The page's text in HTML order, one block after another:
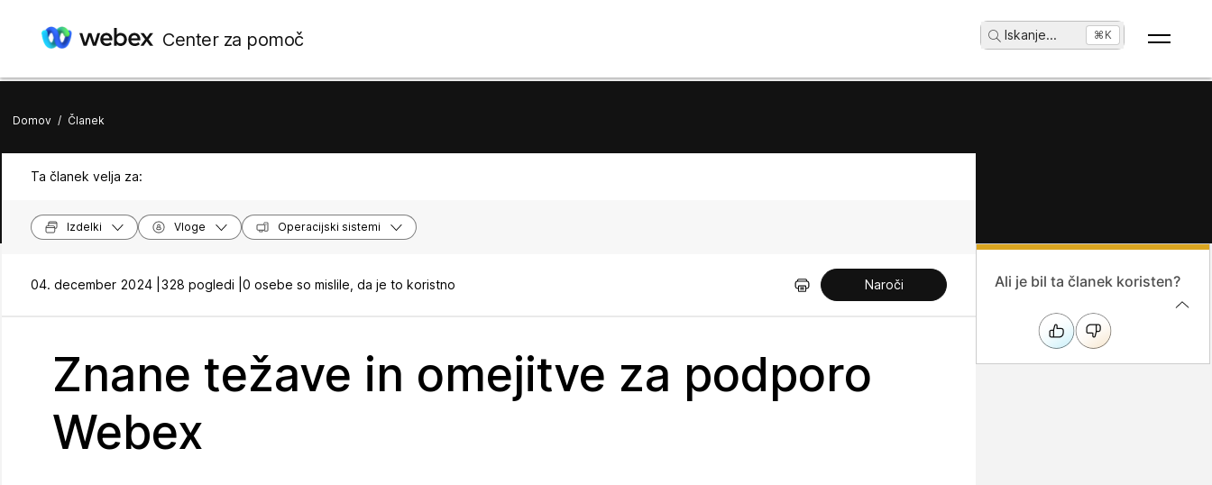
Center za pomoč Iskanje... ⌘K
Domov / Članek
Ta članek velja za:
Izdelki Vloge Operacijski sistemi
04. december 2024 | 328 pogledi | 0 osebe so mislile, da je to koristno Naroči
Znane težave in omejitve za podporo
Webex
Ali je bil ta članek koristen?